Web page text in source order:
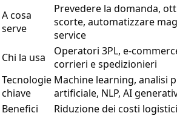
A cosa
serve
Prevedere la domanda,
scorte, automatizzare
service
Chi la usa
Operatori 3PL, e-
corrieri e spedizionieri
Tecnologie
chiave
Machine learning, analisi
artificiale, NLP, AI
Benefici
Riduzione dei costi